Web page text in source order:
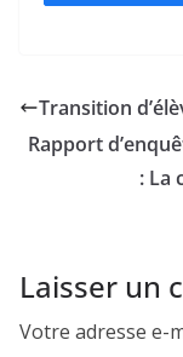
Transition
Rapport
: La
Laisser un
Votre adresse e-